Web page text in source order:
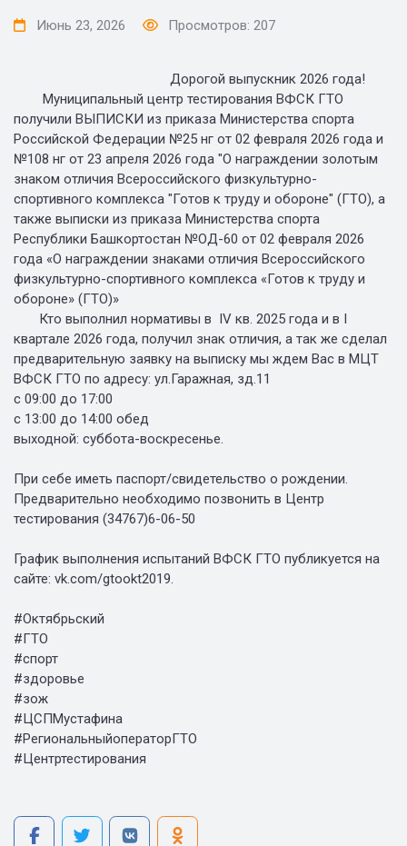
Июнь 23, 2026 Просмотров: 207
Дорогой выпускник 2026 года!
Муниципальный центр тестирования ВФСК ГТО
получили ВЫПИСКИ из приказа Министерства спорта
Российской Федерации №25 нг от 02 февраля 2026 года и
№108 нг от 23 апреля 2026 года "О награждении золотым
знаком отличия Всероссийского физкультурно-
спортивного комплекса "Готов к труду и обороне" (ГТО), а
также выписки из приказа Министерства спорта
Республики Башкортостан №ОД-60 от 02 февраля 2026
года «О награждении знаками отличия Всероссийского
физкультурно-спортивного комплекса «Готов к труду и
обороне» (ГТО)»
Кто выполнил нормативы в IV кв. 2025 года и в I
квартале 2026 года, получил знак отличия, а так же сделал
предварительную заявку на выписку мы ждем Вас в МЦТ
ВФСК ГТО по адресу: ул.Гаражная, зд.11
с 09:00 до 17:00
с 13:00 до 14:00 обед
выходной: суббота-воскресенье.
При себе иметь паспорт/свидетельство о рождении.
Предварительно необходимо позвонить в Центр
тестирования (34767)6-06-50
График выполнения испытаний ВФСК ГТО публикуется на
сайте: vk.com/gtookt2019.
#Октябрьский
#ГТО
#спорт
#здоровье
#зож
#ЦСПМустафина
#РегиональныйоператорГТО
#Центртестирования